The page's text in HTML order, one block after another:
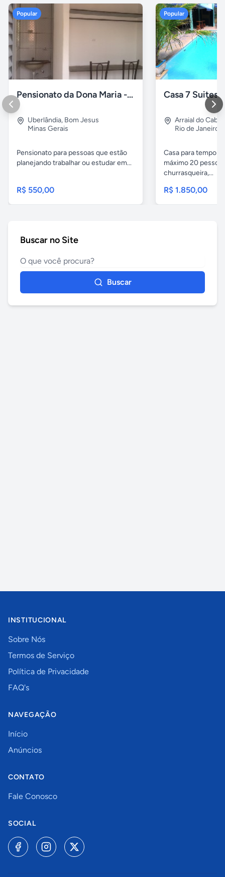
Popular
Pensionato da Dona Maria - Uberlândia/MG
Uberlândia, Bom Jesus
Minas Gerais
Pensionato para pessoas que estão
planejando trabalhar ou estudar em...
R$ 550,00
Popular
Arraial do Cabo
Rio de Janeiro
Casa para
máximo 20
churrasqueira,...
R$ 1.850,00
Buscar no Site
Buscar
INSTITUCIONAL
Sobre Nós
Termos de Serviço
Política de Privacidade
FAQ's
NAVEGAÇÃO
Início
Anúncios
CONTATO
Fale Conosco
SOCIAL